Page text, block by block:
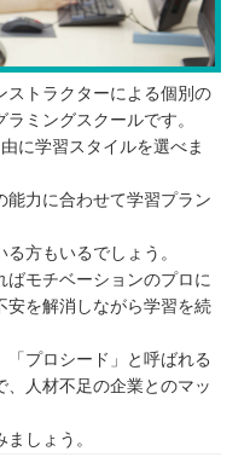
ストラクターによる個別の
ミングスクールです。
に学習スタイルを選べま
能力に合わせて学習プラン
方もいるでしょう。
ばモチベーションのプロに
安を解消しながら学習を続
「プロシード」と呼ばれる
人材不足の企業とのマッ
しょう。